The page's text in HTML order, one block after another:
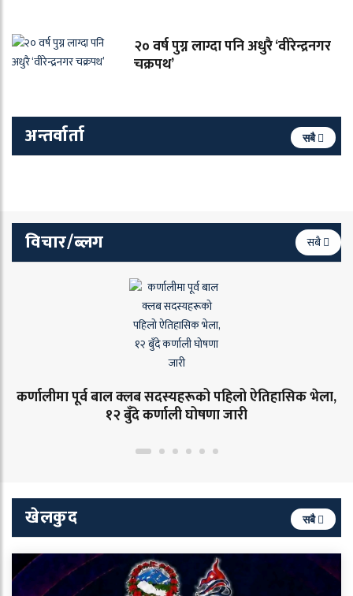
२० वर्ष पुग्न लाग्दा पनि अधुरै ‘वीरेन्द्रनगर
चक्रपथ’
अन्तर्वार्ता सबै
विचार/ब्लग सबै
कर्णालीमा पूर्व बाल क्लब सदस्यहरूको पहिलो ऐतिहासिक भेला,
१२ बुँदे कर्णाली घोषणा जारी
खेलकुद सबै